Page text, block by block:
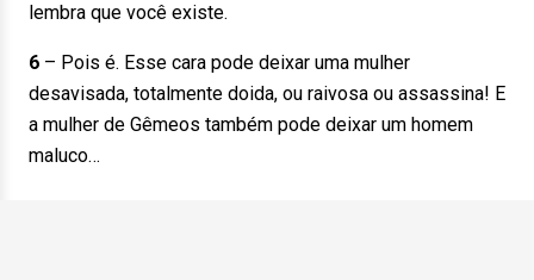
lembra que você existe.
6 – Pois é. Esse cara pode deixar uma mulher
desavisada, totalmente doida, ou raivosa ou assassina! E
a mulher de Gêmeos também pode deixar um homem
maluco…